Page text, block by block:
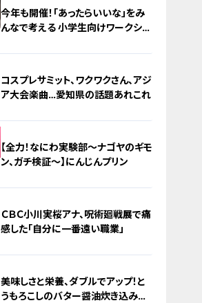
今年も開催！「あったらいいな」をみ
んなで考える 小学生向けワークショ
コスプレサミット、ワクワクさん、アジ
ア大会楽曲…愛知県の話題あれこれ
【全力！なにわ実験部～ナゴヤのギモ
ン、ガチ検証～】にんじんプリン
ＣＢＣ小川実桜アナ、呪術廻戦展で痛
感した「自分に一番遠い職業」
美味しさと栄養、ダブルでアップ！と
うもろこしのバター醤油炊き込みご